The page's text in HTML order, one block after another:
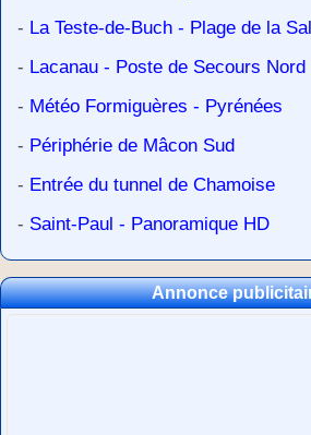
- La Teste-de-Buch - Plage de la
- Lacanau - Poste de Secours Nord
- Météo Formiguères - Pyrénées
- Périphérie de Mâcon Sud
- Entrée du tunnel de Chamoise
- Saint-Paul - Panoramique HD
Annonce